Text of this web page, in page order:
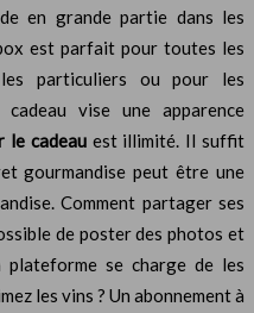
en grande partie dans les
est parfait pour toutes les
particuliers ou pour les
vise une apparence
le cadeauest illimité. Il suffit
gourmandise peut être une
Comment partager ses
de poster des photos et
plateforme se charge de les
les vins ? Un abonnement à